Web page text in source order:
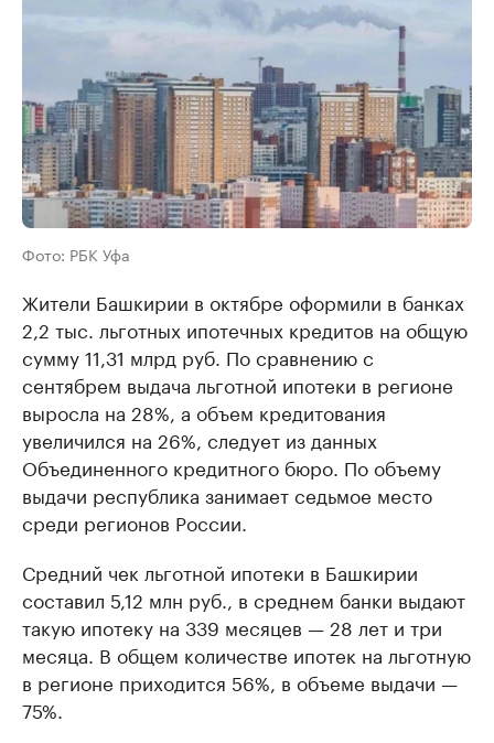
Фото: РБК Уфа
Жители Башкирии в октябре оформили в банках
2,2 тыс. льготных ипотечных кредитов на общую
сумму 11,31 млрд руб. По сравнению с
сентябрем выдача льготной ипотеки в регионе
выросла на 28%, а объем кредитования
увеличился на 26%, следует из данных
Объединенного кредитного бюро. По объему
выдачи республика занимает седьмое место
среди регионов России.
Средний чек льготной ипотеки в Башкирии
составил 5,12 млн руб., в среднем банки выдают
такую ипотеку на 339 месяцев — 28 лет и три
месяца. В общем количестве ипотек на льготную
в регионе приходится 56%, в объеме выдачи —
75%.